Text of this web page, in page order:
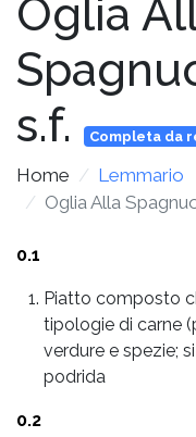
Oglia
s.f.
Completa da
Home
Lemmario
Oglia Alla
0.1
Piatto composto
tipologie di carne
verdure e spezie;
podrida
0.2